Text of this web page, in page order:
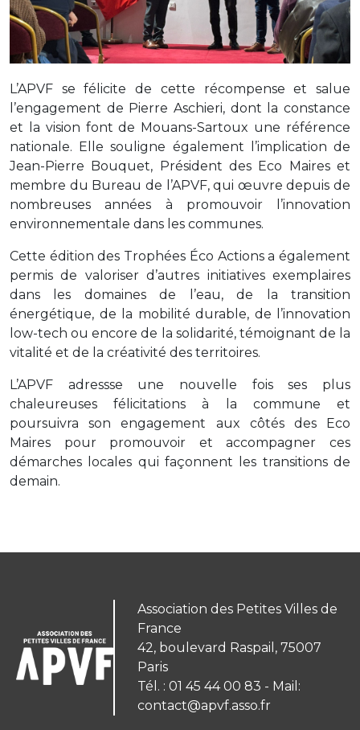
L’APVF se félicite de cette récompense et salue
l’engagement de Pierre Aschieri, dont la constance
et la vision font de Mouans-Sartoux une référence
nationale. Elle souligne également l’implication de
Jean-Pierre Bouquet, Président des Eco Maires et
membre du Bureau de l’APVF, qui œuvre depuis de
nombreuses années à promouvoir l’innovation
environnementale dans les communes.
Cette édition des Trophées Éco Actions a également
permis de valoriser d’autres initiatives exemplaires
dans les domaines de l’eau, de la transition
énergétique, de la mobilité durable, de l’innovation
low-tech ou encore de la solidarité, témoignant de la
vitalité et de la créativité des territoires.
L’APVF adressse une nouvelle fois ses plus
chaleureuses félicitations à la commune et
poursuivra son engagement aux côtés des Eco
Maires pour promouvoir et accompagner ces
démarches locales qui façonnent les transitions de
demain.
Association des Petites Villes de
France
42, boulevard Raspail, 75007
Paris
Tél. : 01 45 44 00 83 - Mail:
contact@apvf.asso.fr